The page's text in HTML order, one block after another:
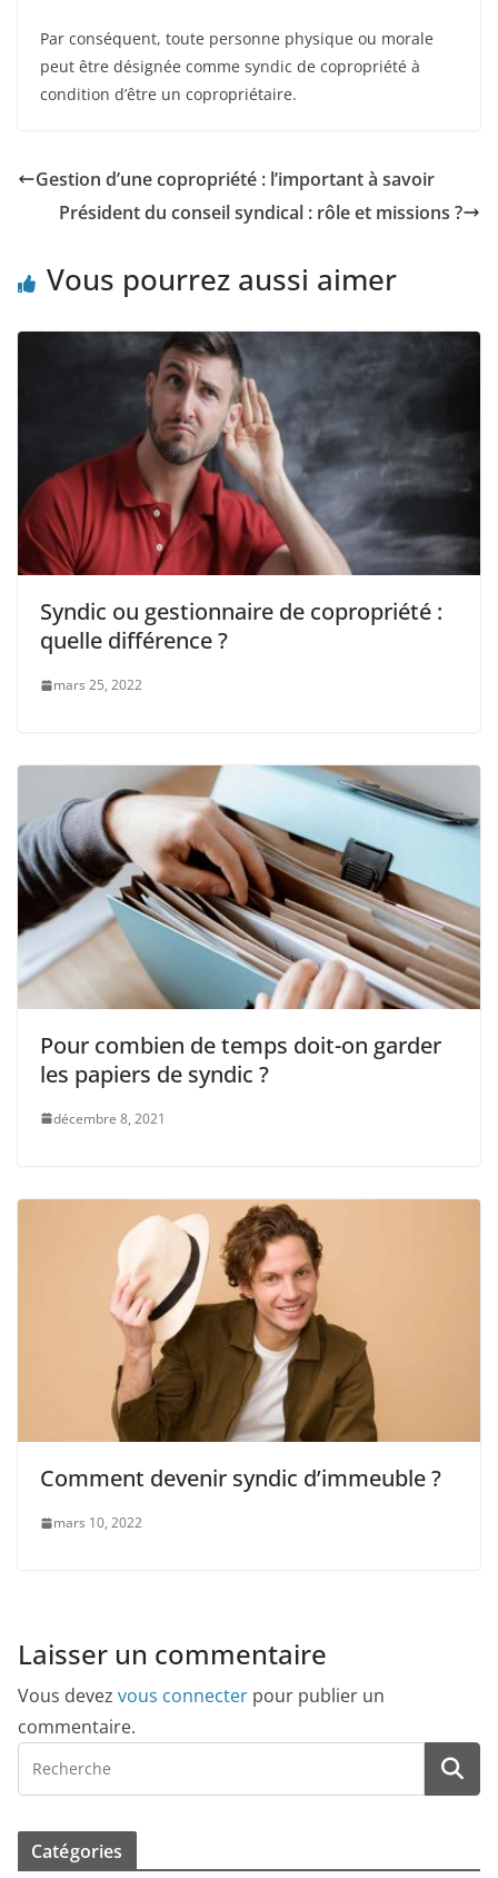
Par conséquent, toute personne physique ou morale
peut être désignée comme syndic de copropriété à
condition d’être un copropriétaire.
Gestion d’une copropriété : l’important à savoir
Président du conseil syndical : rôle et missions ?
Vous pourrez aussi aimer
Syndic ou gestionnaire de copropriété :
quelle différence ?
mars 25, 2022
Pour combien de temps doit-on garder
les papiers de syndic ?
décembre 8, 2021
Comment devenir syndic d’immeuble ?
mars 10, 2022
Laisser un commentaire
Vous devez vous connecter pour publier un
commentaire.
Catégories